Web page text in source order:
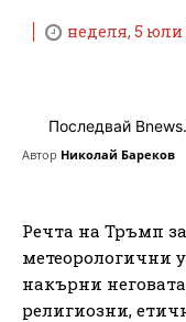
неделя, 5 юли
Последвай
Автор Николай Бареков
Речта на Тръмп
метеорологични
накърни
религиозни,